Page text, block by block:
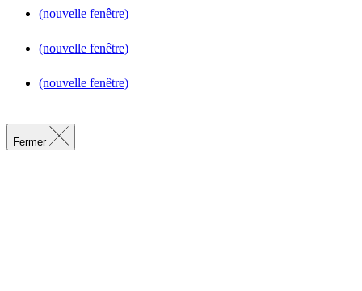
(nouvelle fenêtre)
(nouvelle fenêtre)
(nouvelle fenêtre)
Fermer